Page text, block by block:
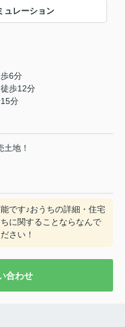
ュレーション
歩6分
徒歩12分
15分
地！
です♪おうちの詳細・住宅
に関することならなんで
さい！
合わせ